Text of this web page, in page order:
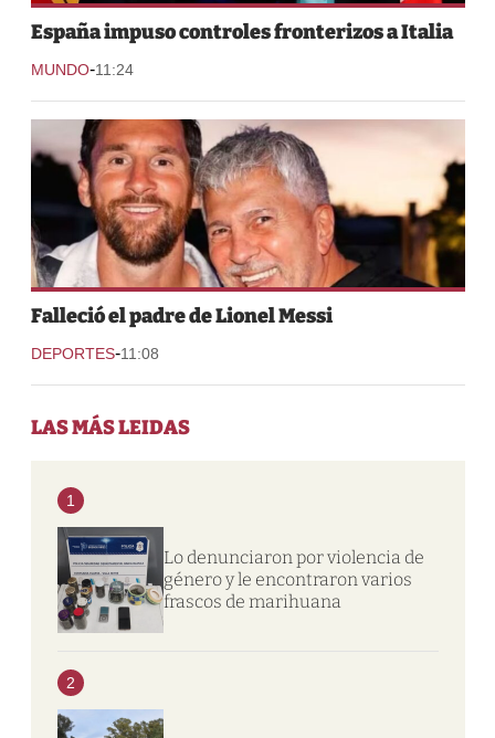
España impuso controles fronterizos a Italia
MUNDO-11:24
Falleció el padre de Lionel Messi
DEPORTES-11:08
LAS MÁS LEIDAS
1
Lo denunciaron por violencia de
género y le encontraron varios
frascos de marihuana
2